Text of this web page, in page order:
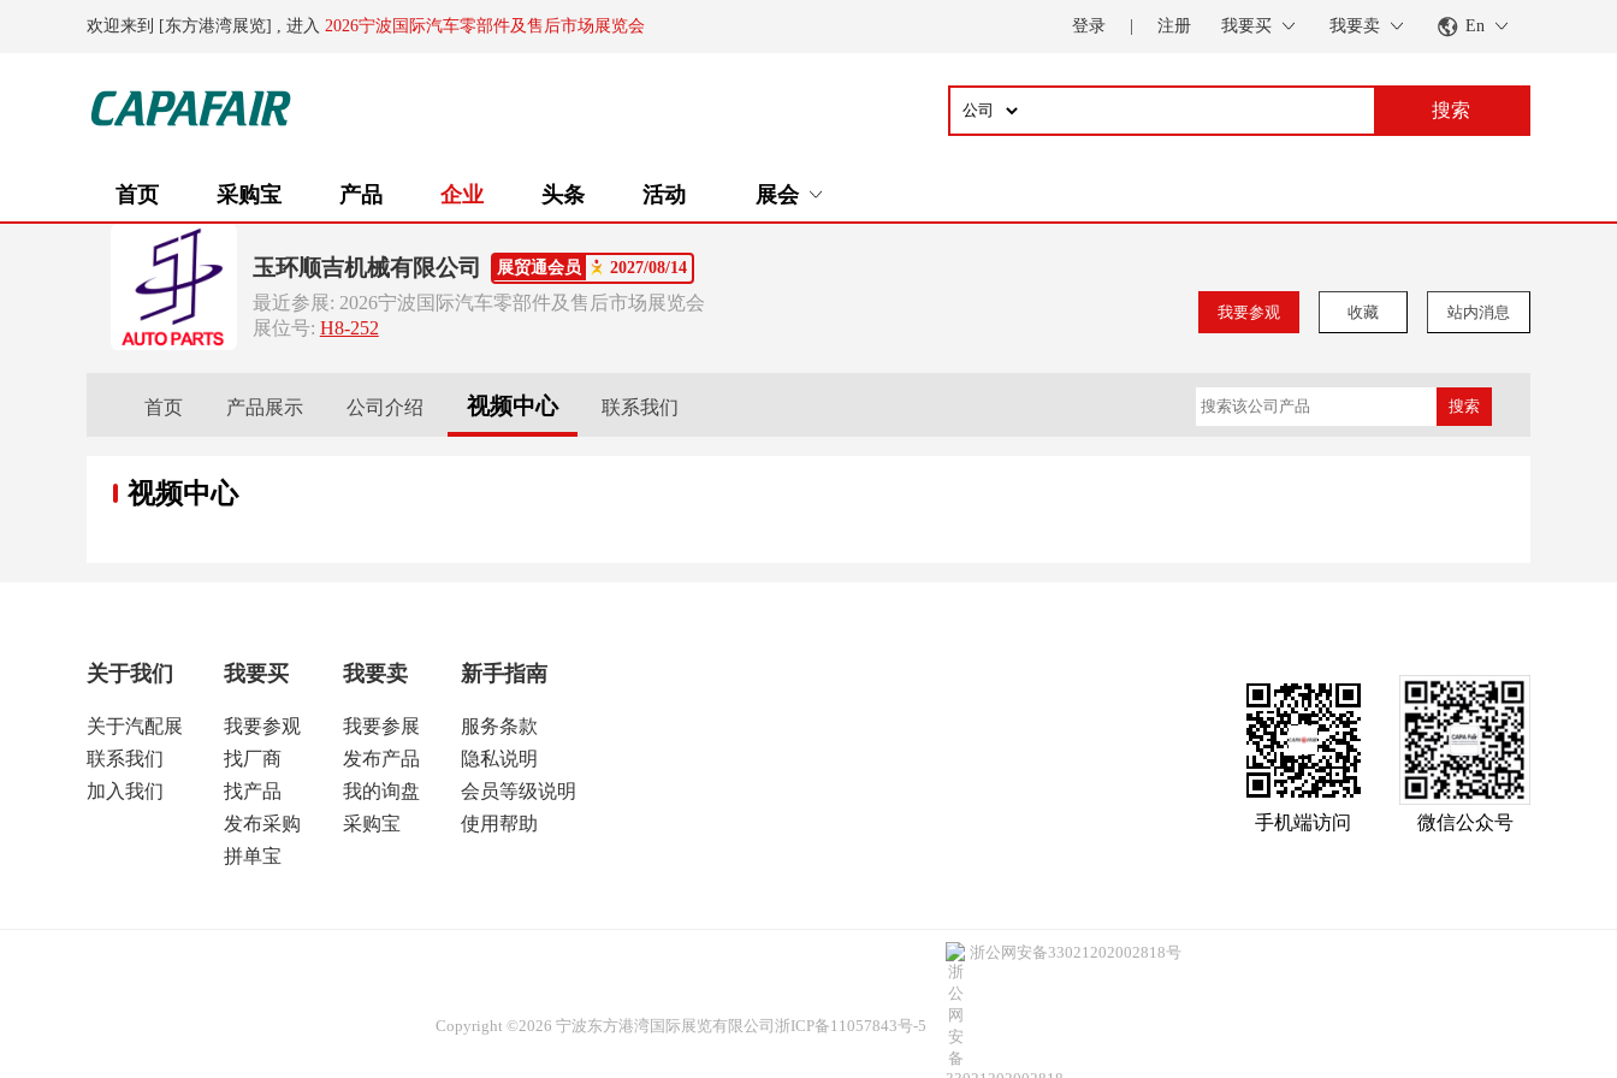
欢迎来到 [东方港湾展览] , 进入 2026宁波国际汽车零部件及售后市场展览会 登录 注册 我要买 我要卖 En
搜索
首页 采购宝 产品 企业 头条 活动 展会
玉环顺吉机械有限公司 展贸通会员 2027/08/14
最近参展: 2026宁波国际汽车零部件及售后市场展览会
展位号: H8-252
我要参观 收藏 站内消息
首页 产品展示 公司介绍 视频中心 联系我们 搜索
视频中心
关于我们
关于汽配展
联系我们
加入我们
我要买
我要参观
找厂商
找产品
发布采购
拼单宝
我要卖
我要参展
发布产品
我的询盘
采购宝
新手指南
服务条款
隐私说明
会员等级说明
使用帮助
手机端访问 微信公众号
Copyright ©2026 宁波东方港湾国际展览有限公司浙ICP备11057843号-5
浙公网安备33021202002818号